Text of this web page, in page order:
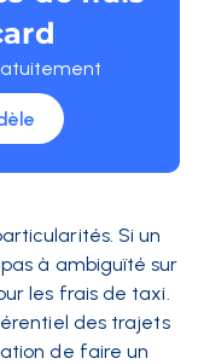
Si un
à ambiguïté sur
les frais de taxi.
des trajets
de faire un